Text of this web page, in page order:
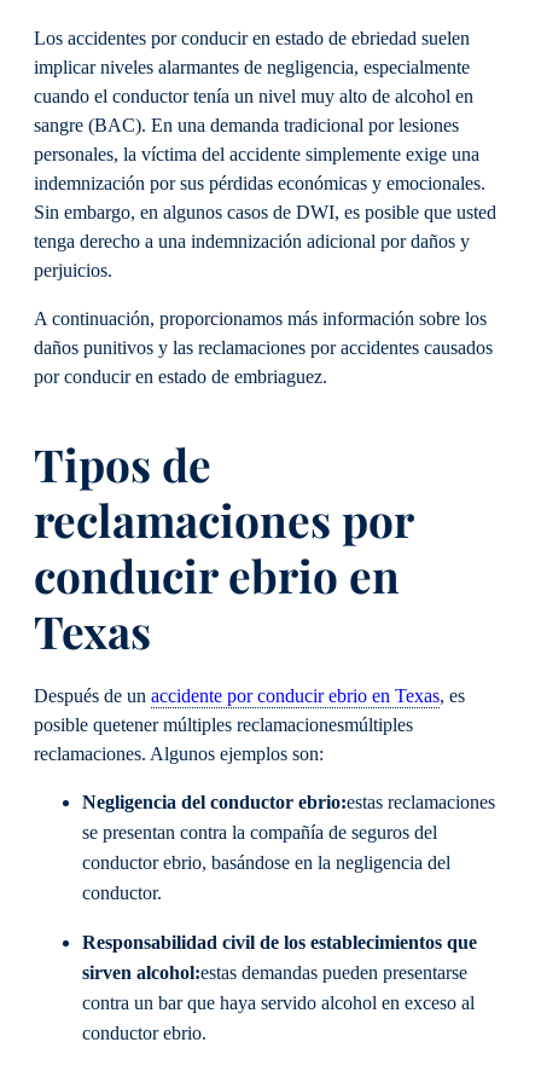
Los accidentes por conducir en estado de ebriedad suelen
implicar niveles alarmantes de negligencia, especialmente
cuando el conductor tenía un nivel muy alto de alcohol en
sangre (BAC). En una demanda tradicional por lesiones
personales, la víctima del accidente simplemente exige una
indemnización por sus pérdidas económicas y emocionales.
Sin embargo, en algunos casos de DWI, es posible que usted
tenga derecho a una indemnización adicional por daños y
perjuicios.
A continuación, proporcionamos más información sobre los
daños punitivos y las reclamaciones por accidentes causados
por conducir en estado de embriaguez.
Tipos de
reclamaciones por
conducir ebrio en
Texas
Después de un accidente por conducir ebrio en Texas, es
posible quetener múltiples reclamacionesmúltiples
reclamaciones. Algunos ejemplos son:
Negligencia del conductor ebrio:estas reclamaciones
se presentan contra la compañía de seguros del
conductor ebrio, basándose en la negligencia del
conductor.
Responsabilidad civil de los establecimientos que
sirven alcohol:estas demandas pueden presentarse
contra un bar que haya servido alcohol en exceso al
conductor ebrio.